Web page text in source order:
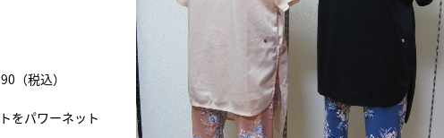
（税込）
をパワーネット